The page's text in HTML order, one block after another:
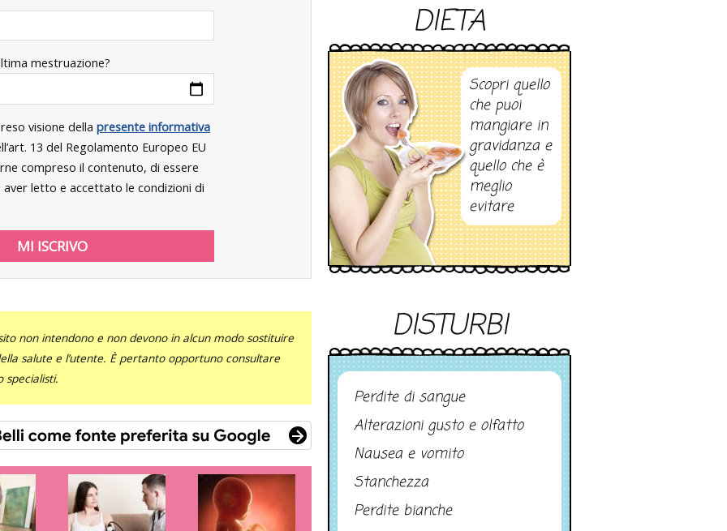
mestruazione?
visione della presente informativa
13 del Regolamento Europeo EU
compreso il contenuto, di essere
letto e accettato le condizioni di
non intendono e non devono in alcun modo sostituire
salute e l’utente. È pertanto opportuno consultare
DIETA
Scopri quello
che puoi
mangiare in
gravidanza e
quello che è
meglio
evitare
DISTURBI
Perdite di sangue
Alterazioni gusto e olfatto
Nausea e vomito
Stanchezza
Perdite bianche